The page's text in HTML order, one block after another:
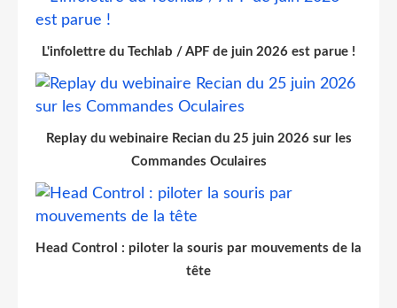
L'infolettre du Techlab / APF de juin 2026 est parue !
Replay du webinaire Recian du 25 juin 2026 sur les
Commandes Oculaires
Head Control : piloter la souris par mouvements de la
tête